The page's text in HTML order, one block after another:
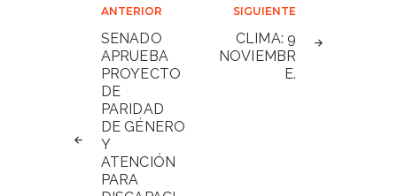
Navegación
de
entradas
ANTERIOR
SENADO
APRUEBA
PROYECTO
DE
PARIDAD
DE GÉNERO
Y
ATENCIÓN
PARA
SIGUIENTE
CLIMA: 9
NOVIEMBR
E.